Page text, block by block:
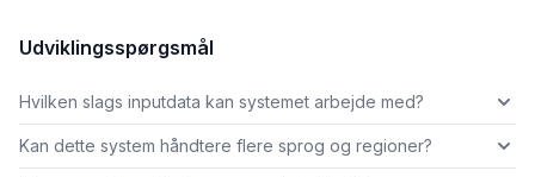
Udviklingsspørgsmål
Hvilken slags inputdata kan systemet arbejde med?
Kan dette system håndtere flere sprog og regioner?